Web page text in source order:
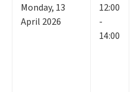
Monday, 13
April 2026
12:00
-
14:00